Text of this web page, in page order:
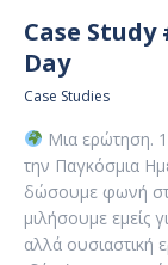
Case
Day
Case Studies
Μια ερώτηση.
την Παγκόσμια
δώσουμε φωνή
μιλήσουμε εμείς
αλλά ουσιαστική